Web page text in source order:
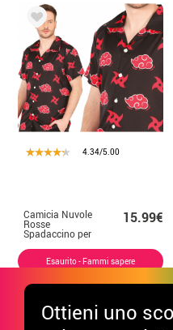
4.34/5.00
Camicia Nuvole
Rosse
Spadaccino per
Adulti
15.99€
Esaurito - Fammi sapere
Ottieni uno